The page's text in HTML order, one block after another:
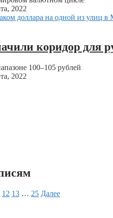
2022
коридор для
100–105 рублей
2022
12 13 … 25 Далее